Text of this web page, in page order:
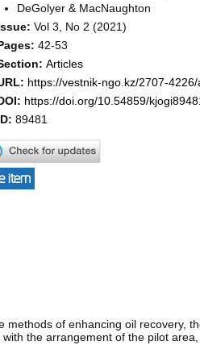
DeGolyer & MacNaughton
Vol 3, No 2 (2021)
42-53
Articles
https://vestnik-ngo.kz/2707-
https://doi.org/10.54859/
89481
item
methods of enhancing oil recovery,
the arrangement of the pilot